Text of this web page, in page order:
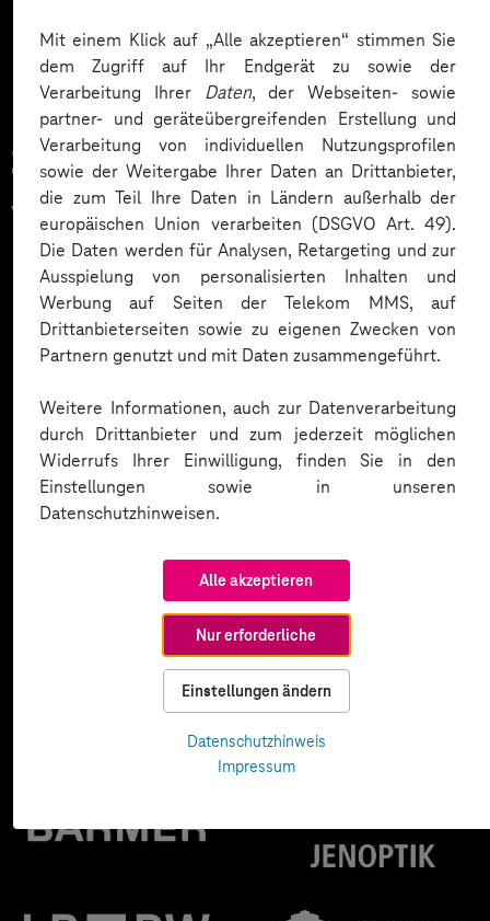
Mit einem Klick auf „Alle akzeptieren“ stimmen Sie
dem Zugriff auf Ihr Endgerät zu sowie der
Verarbeitung Ihrer Daten, der Webseiten- sowie
partner- und geräteübergreifenden Erstellung und
Verarbeitung von individuellen Nutzungsprofilen
sowie der Weitergabe Ihrer Daten an Drittanbieter,
die zum Teil Ihre Daten in Ländern außerhalb der
europäischen Union verarbeiten (DSGVO Art. 49).
Die Daten werden für Analysen, Retargeting und zur
Ausspielung von personalisierten Inhalten und
Werbung auf Seiten der Telekom MMS, auf
Drittanbieterseiten sowie zu eigenen Zwecken von
Partnern genutzt und mit Daten zusammengeführt.
Weitere Informationen, auch zur Datenverarbeitung
durch Drittanbieter und zum jederzeit möglichen
Widerrufs Ihrer Einwilligung, finden Sie in den
Einstellungen sowie in unseren
Datenschutzhinweisen.
Alle akzeptieren
Nur erforderliche
Einstellungen ändern
Datenschutzhinweis
Impressum
Zahlreiche Unternehmen
vertrauen auf unsere
Expertise. Hier eine Auswahl: